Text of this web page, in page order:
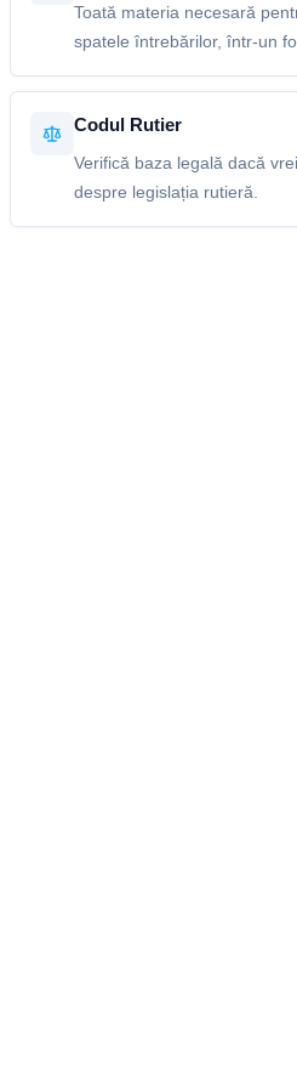
Toată materia necesară
spatele întrebărilor, într-un
Codul Rutier
Verifică baza legală dacă
despre legislația rutieră.